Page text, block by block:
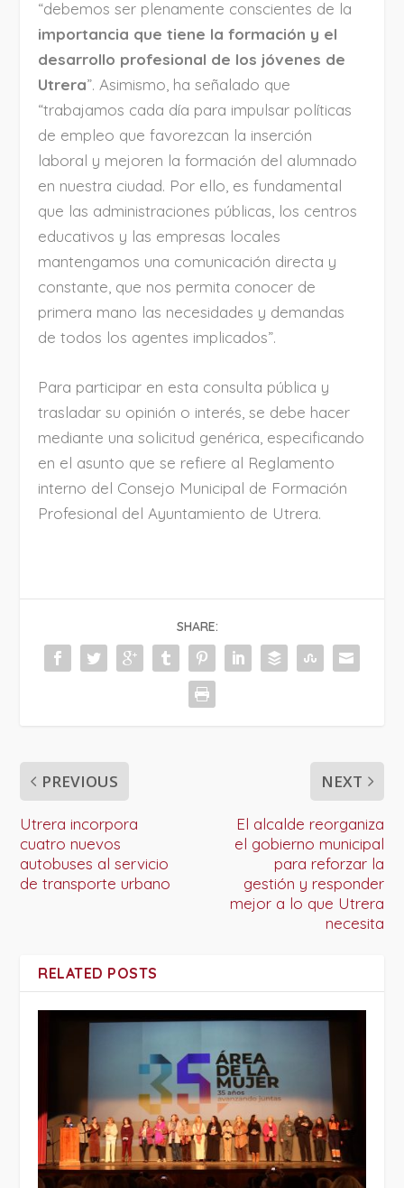
“debemos ser plenamente conscientes de la
importancia que tiene la formación y el
desarrollo profesional de los jóvenes de
Utrera”. Asimismo, ha señalado que
“trabajamos cada día para impulsar políticas
de empleo que favorezcan la inserción
laboral y mejoren la formación del alumnado
en nuestra ciudad. Por ello, es fundamental
que las administraciones públicas, los centros
educativos y las empresas locales
mantengamos una comunicación directa y
constante, que nos permita conocer de
primera mano las necesidades y demandas
de todos los agentes implicados”.
Para participar en esta consulta pública y
trasladar su opinión o interés, se debe hacer
mediante una solicitud genérica, especificando
en el asunto que se refiere al Reglamento
interno del Consejo Municipal de Formación
Profesional del Ayuntamiento de Utrera.
SHARE:
PREVIOUS
Utrera incorpora
cuatro nuevos
autobuses al servicio
de transporte urbano
NEXT
El alcalde reorganiza
el gobierno municipal
para reforzar la
gestión y responder
mejor a lo que Utrera
necesita
RELATED POSTS